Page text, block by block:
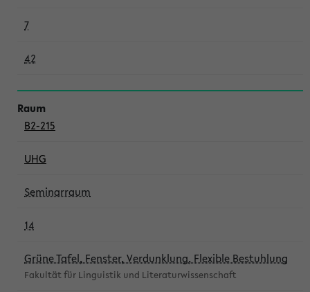
7
42
B2-215
UHG
Seminarraum
14
Grüne Tafel, Fenster, Verdunklung, Flexible Bestuhlung
Fakultät für Linguistik und Literaturwissenschaft